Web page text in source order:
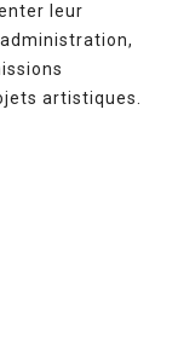
leur
artistiques.